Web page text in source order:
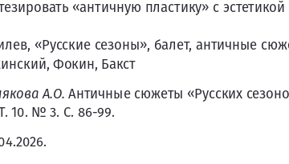
«античную пластику» с эстетикой
«Русские сезоны», балет, античные
Фокин, Бакст
А.О. Античные сюжеты «Русских
10. No 3. С. 86-99.